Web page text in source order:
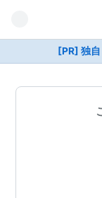
[PR] 独